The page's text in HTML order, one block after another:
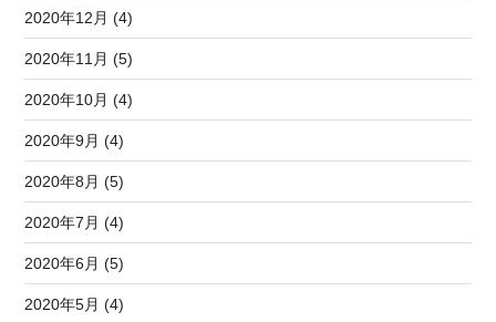
2020年12月 (4)
2020年11月 (5)
2020年10月 (4)
2020年9月 (4)
2020年8月 (5)
2020年7月 (4)
2020年6月 (5)
2020年5月 (4)